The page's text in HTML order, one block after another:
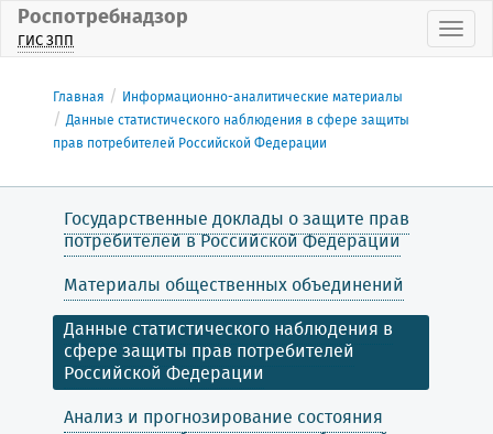
Роспотребнадзор
ГИС ЗПП
Главная
Информационно-аналитические материалы
Данные статистического наблюдения в сфере защиты
прав потребителей Российской Федерации
Государственные доклады о защите прав
потребителей в Российской Федерации
Материалы общественных объединений
Данные статистического наблюдения в
сфере защиты прав потребителей
Российской Федерации
Анализ и прогнозирование состояния